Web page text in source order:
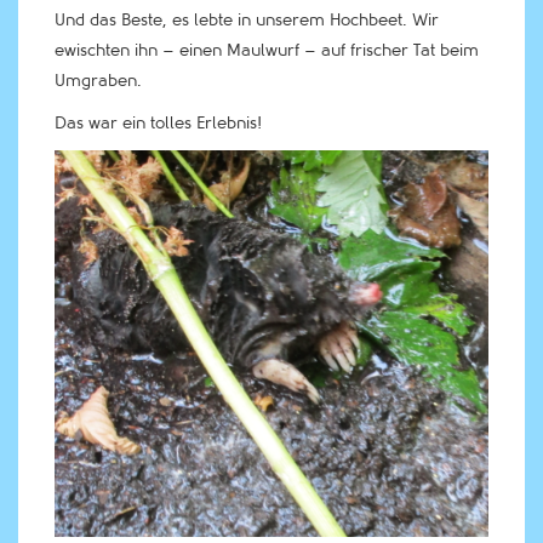
Und das Beste, es lebte in unserem Hochbeet. Wir
ewischten ihn – einen Maulwurf – auf frischer Tat beim
Umgraben.
Das war ein tolles Erlebnis!